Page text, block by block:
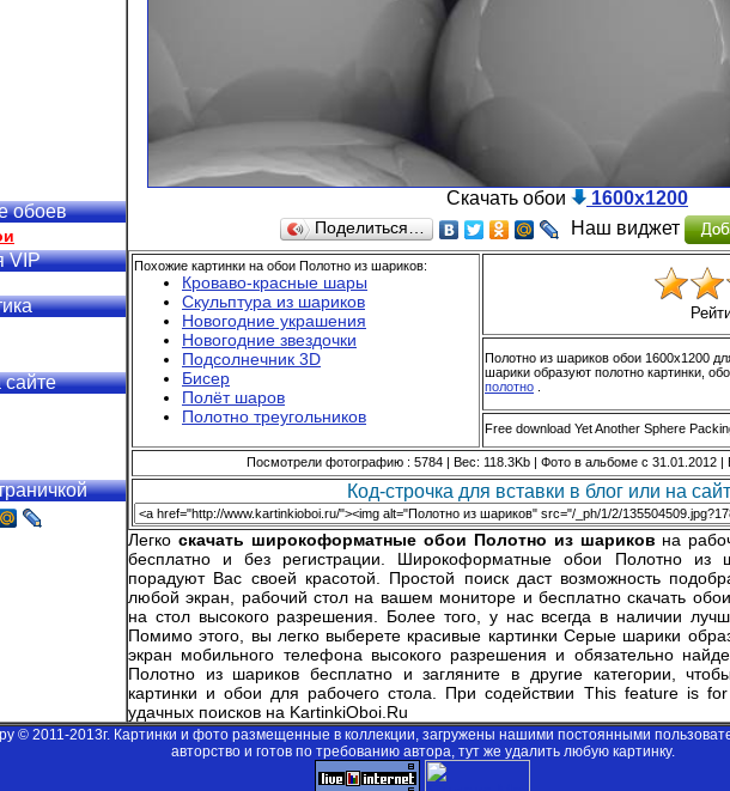
обоев
VIP
Скачать обои 1600x1200
Поделиться… Наш виджет
Похожие картинки на обои Полотно из шариков:
Кроваво-красные шары
Скульптура из шариков
Новогодние украшения
Новогодние звездочки
Подсолнечник 3D
Бисер
Полёт шаров
Полотно треугольников
Полотно из шариков обои 1600x1200
шарики образуют полотно картинки,
полотно
Free download Yet Another Sphere
Посмотрели фотографию : 5784 | Вес: 118.3Kb | Фото в альбоме с 31.01.2012 |
Код-строчка для вставки в блог или на
Легко скачать широкоформатные обои Полотно из шариков на
бесплатно и без регистрации. Широкоформатные обои Полотно из
порадуют Вас своей красотой. Простой поиск даст возможность
любой экран, рабочий стол на вашем мониторе и бесплатно скачать
на стол высокого разрешения. Более того, у нас всегда в наличии
Помимо этого, вы легко выберете красивые картинки Серые шарики
экран мобильного телефона высокого разрешения и обязательно
Полотно из шариков бесплатно и загляните в другие категории,
картинки и обои для рабочего стола. При содействии This feature is
удачных поисков на KartinkiOboi.Ru
© 2011-2013г. Картинки и фото размещенные в коллекции, загружены нашими постоянными
авторство и готов по требованию автора, тут же удалить любую картинку.